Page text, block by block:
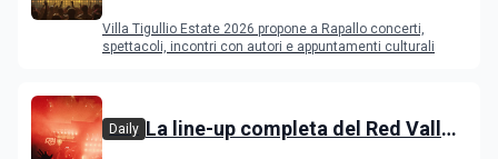
Villa Tigullio Estate 2026 propone a Rapallo concerti,
spettacoli, incontri con autori e appuntamenti culturali
Daily La line-up completa del Red Valley